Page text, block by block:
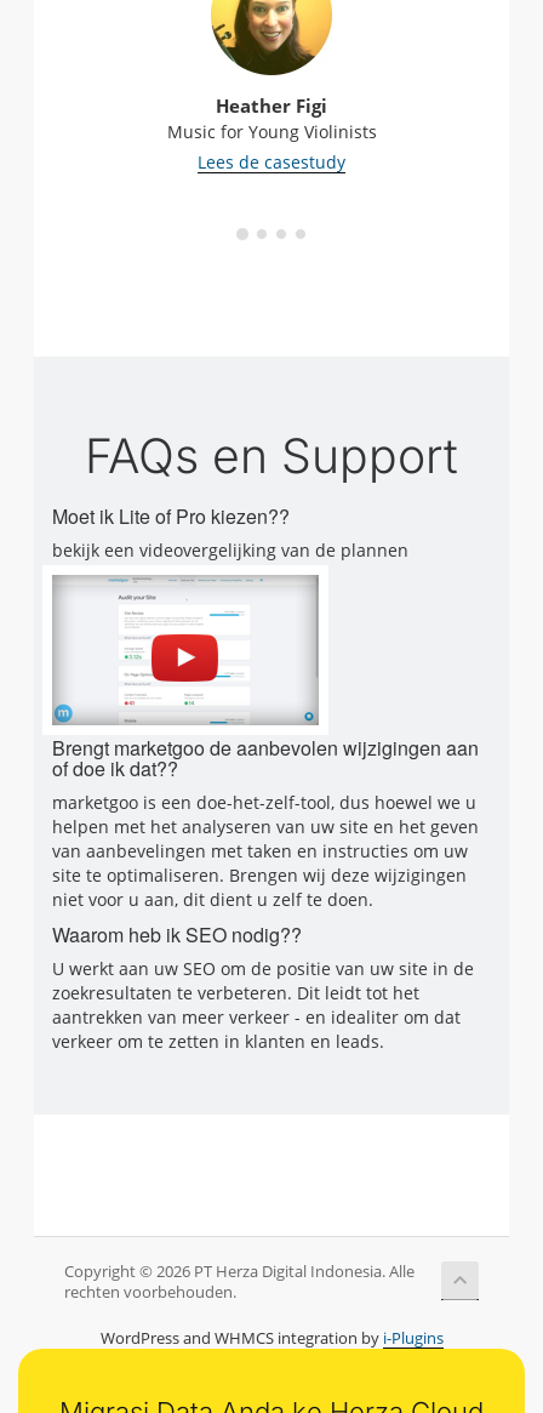
Heather Figi
Music for Young Violinists
Lees de casestudy
FAQs en Support
Moet ik Lite of Pro kiezen??
bekijk een videovergelijking van de plannen
Brengt marketgoo de aanbevolen wijzigingen aan
of doe ik dat??
marketgoo is een doe-het-zelf-tool, dus hoewel we u
helpen met het analyseren van uw site en het geven
van aanbevelingen met taken en instructies om uw
site te optimaliseren. Brengen wij deze wijzigingen
niet voor u aan, dit dient u zelf te doen.
Waarom heb ik SEO nodig??
U werkt aan uw SEO om de positie van uw site in de
zoekresultaten te verbeteren. Dit leidt tot het
aantrekken van meer verkeer - en idealiter om dat
verkeer om te zetten in klanten en leads.
Copyright © 2026 PT Herza Digital Indonesia. Alle
rechten voorbehouden.
WordPress and WHMCS integration by i-Plugins